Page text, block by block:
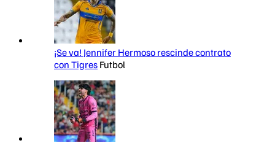
¡Se va! Jennifer Hermoso rescinde contrato
con Tigres Futbol